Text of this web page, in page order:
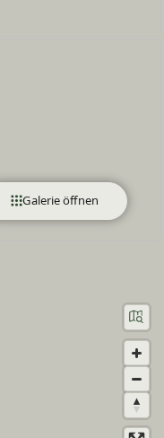
Galerie öffnen